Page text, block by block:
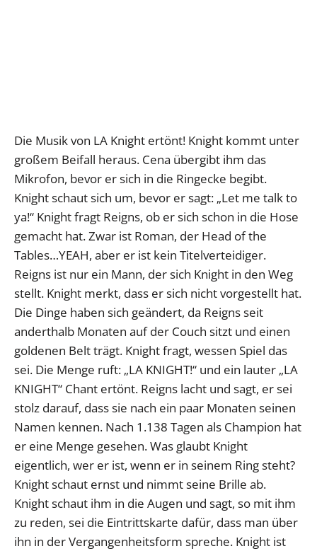
Die Musik von LA Knight ertönt! Knight kommt unter
großem Beifall heraus. Cena übergibt ihm das
Mikrofon, bevor er sich in die Ringecke begibt.
Knight schaut sich um, bevor er sagt: „Let me talk to
ya!“ Knight fragt Reigns, ob er sich schon in die Hose
gemacht hat. Zwar ist Roman, der Head of the
Tables…YEAH, aber er ist kein Titelverteidiger.
Reigns ist nur ein Mann, der sich Knight in den Weg
stellt. Knight merkt, dass er sich nicht vorgestellt hat.
Die Dinge haben sich geändert, da Reigns seit
anderthalb Monaten auf der Couch sitzt und einen
goldenen Belt trägt. Knight fragt, wessen Spiel das
sei. Die Menge ruft: „LA KNIGHT!“ und ein lauter „LA
KNIGHT“ Chant ertönt. Reigns lacht und sagt, er sei
stolz darauf, dass sie nach ein paar Monaten seinen
Namen kennen. Nach 1.138 Tagen als Champion hat
er eine Menge gesehen. Was glaubt Knight
eigentlich, wer er ist, wenn er in seinem Ring steht?
Knight schaut ernst und nimmt seine Brille ab.
Knight schaut ihm in die Augen und sagt, so mit ihm
zu reden, sei die Eintrittskarte dafür, dass man über
ihn in der Vergangenheitsform spreche. Knight ist